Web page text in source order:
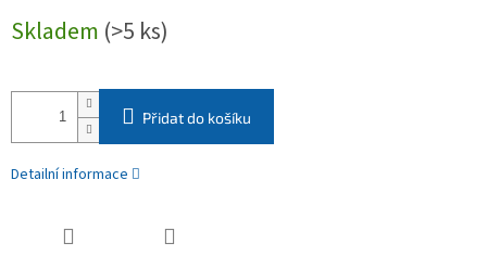
cena:
Skladem (>5 ks)
Přidat do košíku
Detailní informace